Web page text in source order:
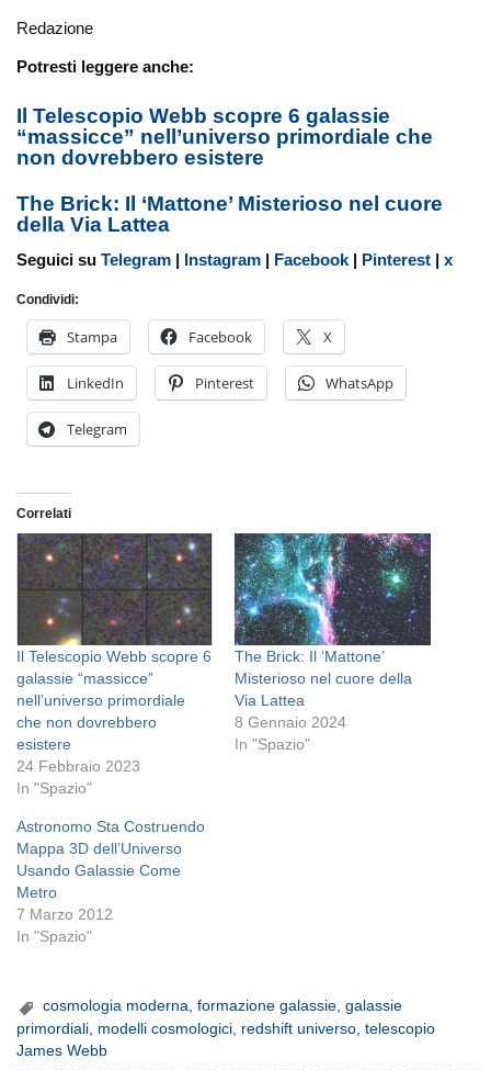
Redazione
Potresti leggere anche:
Il Telescopio Webb scopre 6 galassie
“massicce” nell’universo primordiale che
non dovrebbero esistere
The Brick: Il ‘Mattone’ Misterioso nel cuore
della Via Lattea
Seguici suTelegram | Instagram | Facebook | Pinterest |x
Condividi:
Stampa Facebook X
LinkedIn Pinterest WhatsApp
Telegram
Correlati
Il Telescopio Webb scopre 6
galassie “massicce”
nell’universo primordiale
che non dovrebbero
esistere
24 Febbraio 2023
In "Spazio"
The Brick: Il ‘Mattone’
Misterioso nel cuore della
Via Lattea
8 Gennaio 2024
In "Spazio"
Astronomo Sta Costruendo
Mappa 3D dell’Universo
Usando Galassie Come
Metro
7 Marzo 2012
In "Spazio"
cosmologia moderna,formazione galassie,galassie
primordiali modelli cosmologici redshift universo ,telescopio
James Webb